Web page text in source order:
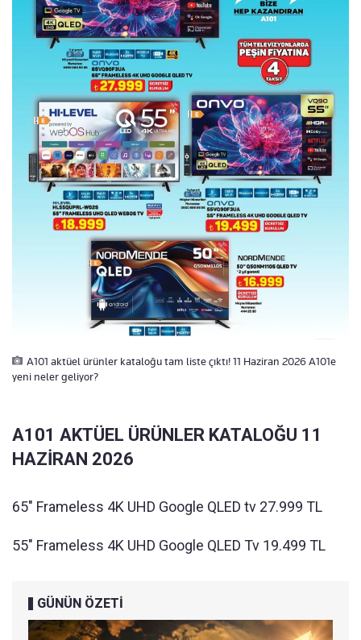
A101 aktüel ürünler kataloğu tam liste çıktı! 11 Haziran 2026 A101e
yeni neler geliyor?
A101 AKTÜEL ÜRÜNLER KATALOĞU 11
HAZİRAN 2026
65" Frameless 4K UHD Google QLED tv 27.999 TL
55" Frameless 4K UHD Google QLED Tv 19.499 TL
GÜNÜN ÖZETİ